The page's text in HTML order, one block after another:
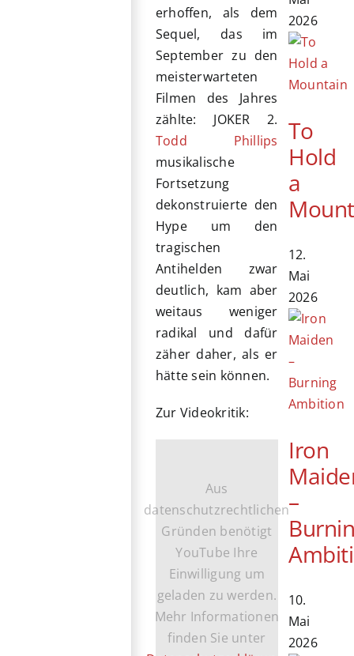
erhoffen, als dem
Sequel, das im
September zu den
meisterwarteten
Filmen des Jahres
zählte: JOKER 2.
Todd Phillips
musikalische
Fortsetzung
dekonstruierte den
Hype um den
tragischen
Antihelden zwar
deutlich, kam aber
weitaus weniger
radikal und dafür
zäher daher, als er
hätte sein können.
Zur Videokritik:
Aus
datenschutzrechtlichen
Gründen benötigt
YouTube Ihre
Einwilligung um
geladen zu werden.
Mehr Informationen
finden Sie unter
2026
To
Hold
a
12.
Mai
2026
Iron
–
10.
Mai
2026